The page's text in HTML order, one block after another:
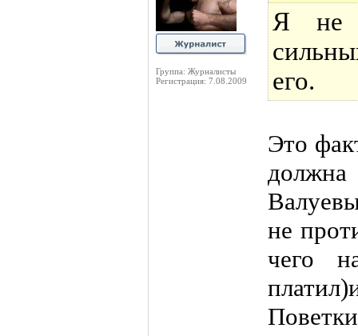
Группа: Журналисты
Регистрация: 7.08.2009
Я не
его.
Это
не
чего